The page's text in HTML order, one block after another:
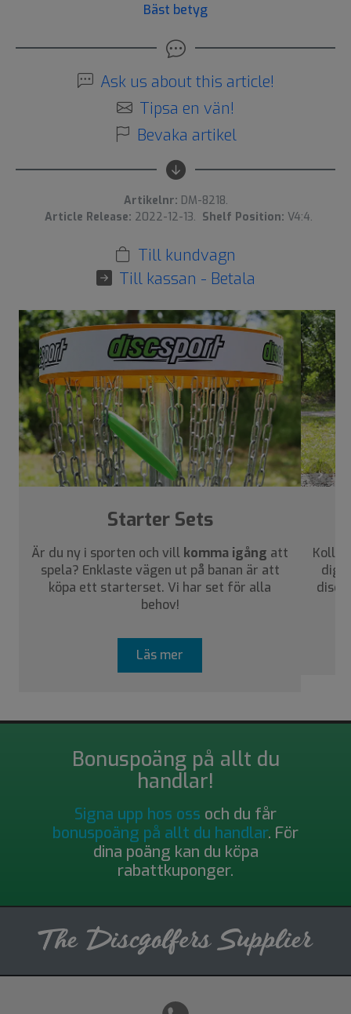
Bäst betyg
Ask us about this article!
Tipsa en vän!
Bevaka artikel
Artikelnr: DM-8218.
Article Release: 2022-12-13. Shelf Position: V4:4.
Till kundvagn
Till kassan - Betala
›
Starter Sets
Är du ny i sporten och vill komma igång att
spela? Enklaste vägen ut på banan är att
köpa ett starterset. Vi har set för alla
behov!
Läs mer
Kolla
dig
Bonuspoäng på allt du
handlar!
Signa upp hos oss och du får
bonuspoäng på allt du handlar. För
dina poäng kan du köpa
rabattkuponger.